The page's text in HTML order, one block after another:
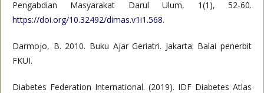
Pengabdian Masyarakat Darul Ulum, 1(1), 52-60.
https://doi.org/10.32492/dimas.v1i1.568.
Darmojo, B. 2010. Buku Ajar Geriatri. Jakarta: Balai penerbit
FKUI.
Diabetes Federation International. (2019). IDF Diabetes Atlas